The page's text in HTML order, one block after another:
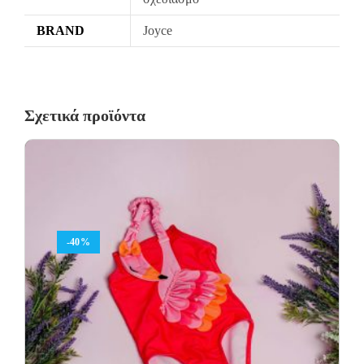
επόμενες αλλαγές είναι +8.50€
διαδικασία ελέγχου πριν από την αποστολή τους.
εμάς, δεσμευόμαστε με άμεση αντικατάστασή του προϊόντος,
BRAND Joyce
Σχετικά προϊόντα
-40%